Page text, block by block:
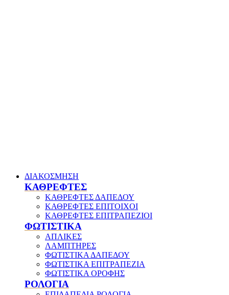
ΔΙΑΚΟΣΜΗΣΗ
ΚΑΘΡΕΦΤΕΣ
ΚΑΘΡΕΦΤΕΣ ΔΑΠΕΔΟΥ
ΚΑΘΡΕΦΤΕΣ ΕΠΙΤΟΙΧΟΙ
ΚΑΘΡΕΦΤΕΣ ΕΠΙΤΡΑΠΕΖΙΟΙ
ΦΩΤΙΣΤΙΚΑ
ΑΠΛΙΚΕΣ
ΛΑΜΠΤΗΡΕΣ
ΦΩΤΙΣΤΙΚΑ ΔΑΠΕΔΟΥ
ΦΩΤΙΣΤΙΚΑ ΕΠΙΤΡΑΠΕΖΙΑ
ΦΩΤΙΣΤΙΚΑ ΟΡΟΦΗΣ
ΡΟΛΟΓΙΑ